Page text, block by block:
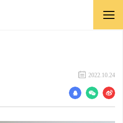
2022.10.24